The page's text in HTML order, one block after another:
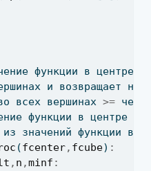
функции в центре
и возвращает
всех вершинах >= чем
функции в центре
из значений функции в
(fcenter, fcube) :
, n ,minf :